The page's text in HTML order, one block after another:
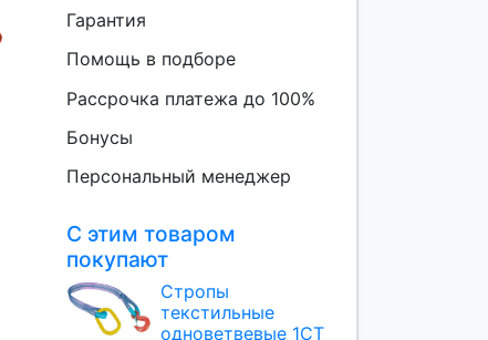
Гарантия
Помощь в подборе
Рассрочка платежа до 100%
Бонусы
Персональный менеджер
С этим товаром
покупают
Стропы
текстильные
одноветвевые 1СТ